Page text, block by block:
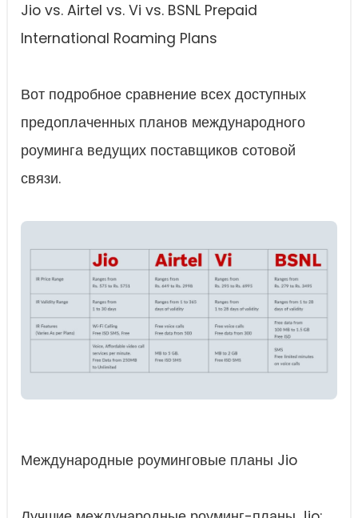
Jio vs. Airtel vs. Vi vs. BSNL Prepaid
International Roaming Plans
Вот подробное сравнение всех доступных
предоплаченных планов международного
роуминга ведущих поставщиков сотовой
связи.
Международные роуминговые планы Jio